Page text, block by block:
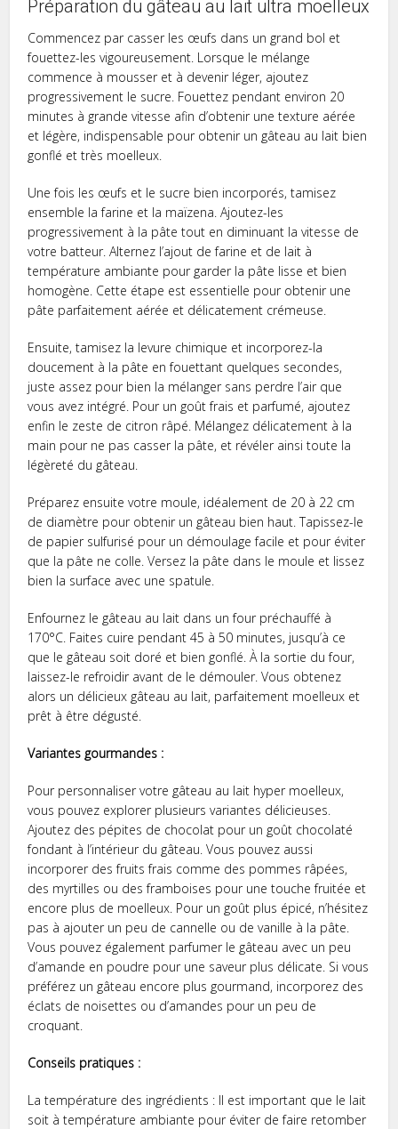
Préparation du gâteau au lait ultra moelleux
Commencez par casser les œufs dans un grand bol et
fouettez-les vigoureusement. Lorsque le mélange
commence à mousser et à devenir léger, ajoutez
progressivement le sucre. Fouettez pendant environ 20
minutes à grande vitesse afin d’obtenir une texture aérée
et légère, indispensable pour obtenir un gâteau au lait bien
gonflé et très moelleux.
Une fois les œufs et le sucre bien incorporés, tamisez
ensemble la farine et la maïzena. Ajoutez-les
progressivement à la pâte tout en diminuant la vitesse de
votre batteur. Alternez l’ajout de farine et de lait à
température ambiante pour garder la pâte lisse et bien
homogène. Cette étape est essentielle pour obtenir une
pâte parfaitement aérée et délicatement crémeuse.
Ensuite, tamisez la levure chimique et incorporez-la
doucement à la pâte en fouettant quelques secondes,
juste assez pour bien la mélanger sans perdre l’air que
vous avez intégré. Pour un goût frais et parfumé, ajoutez
enfin le zeste de citron râpé. Mélangez délicatement à la
main pour ne pas casser la pâte, et révéler ainsi toute la
légèreté du gâteau.
Préparez ensuite votre moule, idéalement de 20 à 22 cm
de diamètre pour obtenir un gâteau bien haut. Tapissez-le
de papier sulfurisé pour un démoulage facile et pour éviter
que la pâte ne colle. Versez la pâte dans le moule et lissez
bien la surface avec une spatule.
Enfournez le gâteau au lait dans un four préchauffé à
170°C. Faites cuire pendant 45 à 50 minutes, jusqu’à ce
que le gâteau soit doré et bien gonflé. À la sortie du four,
laissez-le refroidir avant de le démouler. Vous obtenez
alors un délicieux gâteau au lait, parfaitement moelleux et
prêt à être dégusté.
Variantes gourmandes :
Pour personnaliser votre gâteau au lait hyper moelleux,
vous pouvez explorer plusieurs variantes délicieuses.
Ajoutez des pépites de chocolat pour un goût chocolaté
fondant à l’intérieur du gâteau. Vous pouvez aussi
incorporer des fruits frais comme des pommes râpées,
des myrtilles ou des framboises pour une touche fruitée et
encore plus de moelleux. Pour un goût plus épicé, n’hésitez
pas à ajouter un peu de cannelle ou de vanille à la pâte.
Vous pouvez également parfumer le gâteau avec un peu
d’amande en poudre pour une saveur plus délicate. Si vous
préférez un gâteau encore plus gourmand, incorporez des
éclats de noisettes ou d’amandes pour un peu de
croquant.
Conseils pratiques :
La température des ingrédients : Il est important que le lait
soit à température ambiante pour éviter de faire retomber